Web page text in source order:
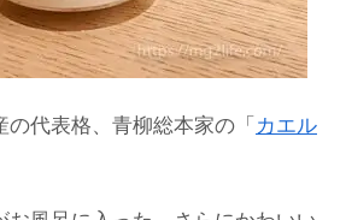
代表格、青柳総本家の「 カエル